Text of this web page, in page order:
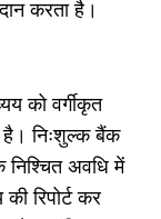
करता है।
को वर्गीकृत
है। निःशुल्क बैंक
निश्चित अवधि में
रिपोर्ट कर